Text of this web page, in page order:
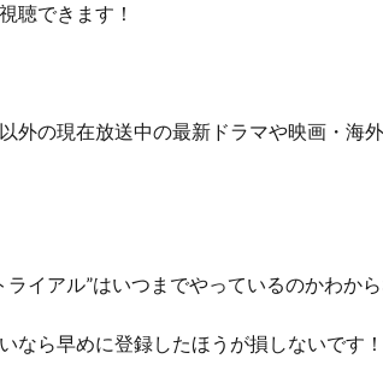
聴できます！
外の現在放送中の最新ドラマや映画・海外
ライアル”はいつまでやっているのかわから
なら早めに登録したほうが損しないです！